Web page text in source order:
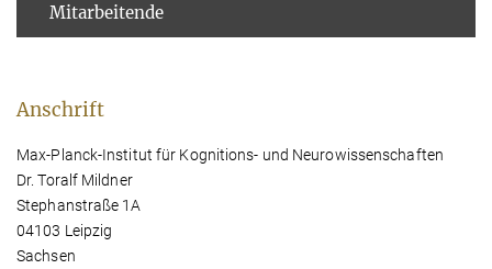
Mitarbeitende
Anschrift
Max-Planck-Institut für Kognitions- und Neurowissenschaften
Dr. Toralf Mildner
Stephanstraße 1A
04103 Leipzig
Sachsen